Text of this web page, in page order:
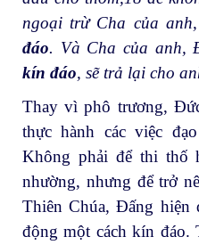
ngoại trừ Cha của
đáo. Và Cha của anh,
kín đáo, sẽ trả lại cho
Thay vì phô trương,
thực hành các việc
Không phải để thi thố
nhường, nhưng để trở
Thiên Chúa, Đấng hiện
động một cách kín đáo.